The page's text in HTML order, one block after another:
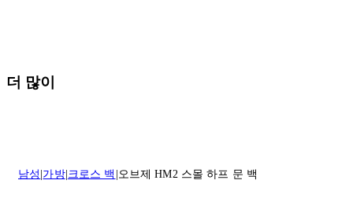
더 많이
남성 가방 크로스 백 오브제 HM2 스몰 하프 문 백